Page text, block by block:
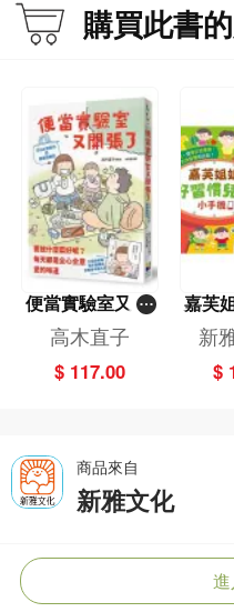
購買此書
便當實驗室又開
張了——日日和
特別日的菜單挑
戰記
高木直子
$ 117.00
嘉芙
兒
新
$
商品來自
新雅文化